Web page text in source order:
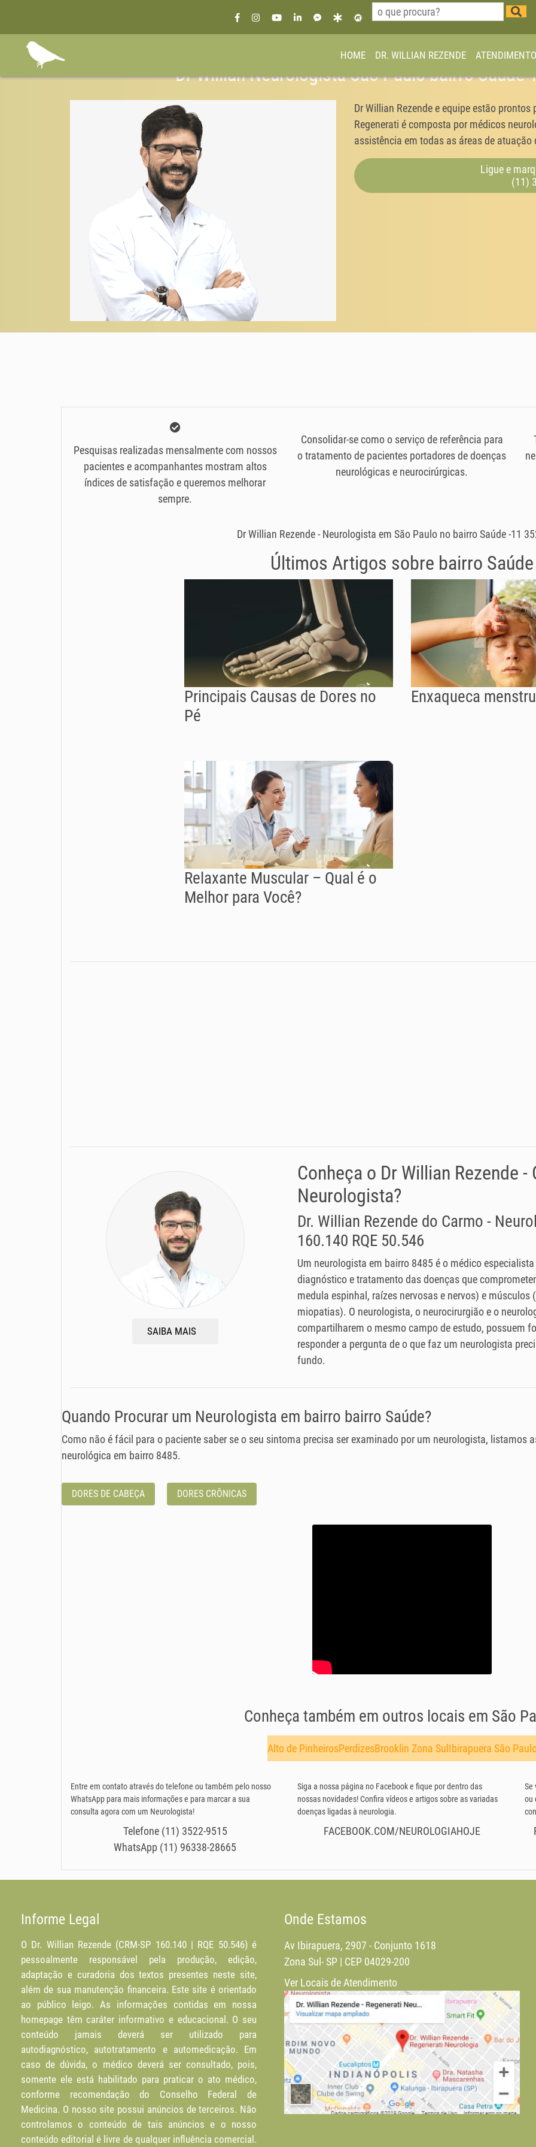
HOME DR. WILLIAN REZENDE ATENDIMENTO
Dr Willian Neurologista São Paulo bairro Saúde
Dr Willian Rezende e equipe estão
Regenerati é composta por médicos
assistência em todas as áreas de
Ligue e
(11)
Pesquisas realizadas mensalmente com nossos
pacientes e acompanhantes mostram altos
índices de satisfação e queremos melhorar
sempre.
Consolidar-se como o serviço de referência para
o tratamento de pacientes portadores de doenças
neurológicas e neurocirúrgicas.
Dr Willian Rezende - Neurologista em São Paulo no bairro Saúde -11
Últimos Artigos sobre bairro Saúde
Principais Causas de Dores no
Pé
Enxaqueca
Relaxante Muscular – Qual é o
Melhor para Você?
SAIBA MAIS
Conheça o Dr Willian Rezende -
Neurologista?
Dr. Willian Rezende do Carmo -
160.140 RQE 50.546
Um neurologista em bairro 8485 é o médico
diagnóstico e tratamento das doenças que
medula espinhal, raízes nervosas e nervos) e músculos
miopatias). O neurologista, o neurocirurgião e o
compartilharem o mesmo campo de estudo, possuem
responder a pergunta de o que faz um neurologista
fundo.
Quando Procurar um Neurologista em bairro bairro Saúde?
Como não é fácil para o paciente saber se o seu sintoma precisa ser examinado por um neurologista, listamos
neurológica em bairro 8485.
DORES DE CABEÇA DORES CRÔNICAS
Conheça também em outros locais em São
Alto de PinheirosPerdizesBrooklin Zona Sul Ibirapuera São
Entre em contato através do telefone ou também pelo nosso
WhatsApp para mais informações e para marcar a sua
consulta agora com um Neurologista!
Telefone (11) 3522-9515
WhatsApp (11) 96338-28665
Siga a nossa página no Facebook e fique por dentro das
nossas novidades! Confira vídeos e artigos sobre as variadas
doenças ligadas à neurologia.
FACEBOOK.COM/NEUROLOGIAHOJE
Se
ou
Informe Legal
O Dr. Willian Rezende (CRM-SP 160.140 | RQE 50.546) é
pessoalmente responsável pela produção, edição,
adaptação e curadoria dos textos presentes neste site,
além de sua manutenção financeira. Este site é orientado
ao público leigo. As informações contidas em nossa
homepage têm caráter informativo e educacional. O seu
conteúdo jamais deverá ser utilizado para
autodiagnóstico, autotratamento e automedicação. Em
caso de dúvida, o médico deverá ser consultado, pois,
somente ele está habilitado para praticar o ato médico,
conforme recomendação do Conselho Federal de
Medicina. O nosso site possui anúncios de terceiros. Não
controlamos o conteúdo de tais anúncios e o nosso
conteúdo editorial é livre de qualquer influência comercial.
Onde Estamos
Av Ibirapuera, 2907 - Conjunto 1618
Zona Sul- SP | CEP 04029-200
Ver Locais de Atendimento